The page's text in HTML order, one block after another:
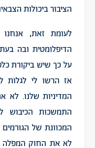
הציבור ביכולות
לעומת זאת,
הדיפלומטית ובה
על כך שיש ביקורת
אז הרשו לי לגלות
המדיניות שלנו.
התמשכות
המכוונת של
לא את החוק המפלה